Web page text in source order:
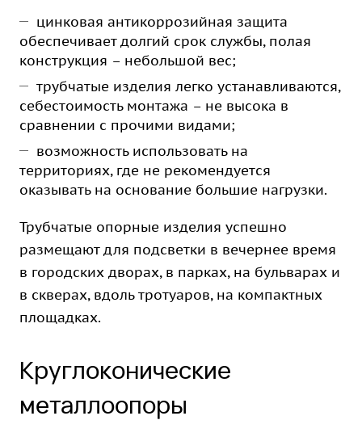
цинковая антикоррозийная защита
обеспечивает долгий срок службы, полая
конструкция – небольшой вес;
трубчатые изделия легко устанавливаются,
себестоимость монтажа – не высока в
сравнении с прочими видами;
возможность использовать на
территориях, где не рекомендуется
оказывать на основание большие нагрузки.
Трубчатые опорные изделия успешно
размещают для подсветки в вечернее время
в городских дворах, в парках, на бульварах и
в скверах, вдоль тротуаров, на компактных
площадках.
Круглоконические
металлоопоры